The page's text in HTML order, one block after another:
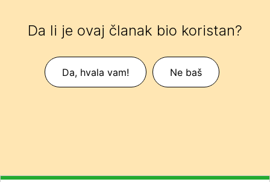
Da li je ovaj članak bio koristan?
Da, hvala vam! Ne baš